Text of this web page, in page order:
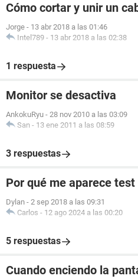
Cómo cortar y unir un
Jorge - 13 abr 2018 a las 01:46
Intel789 - 13 abr 2018 a las 02:38
1 respuesta
Monitor se desactiva
AnkokuRyu - 28 nov 2010 a las 03:09
San - 13 ene 2011 a las 08:59
3 respuestas
Por qué me aparece
Dylan - 2 sep 2018 a las 09:31
Carlos - 12 ago 2024 a las 00:20
5 respuestas
Cuando enciendo la